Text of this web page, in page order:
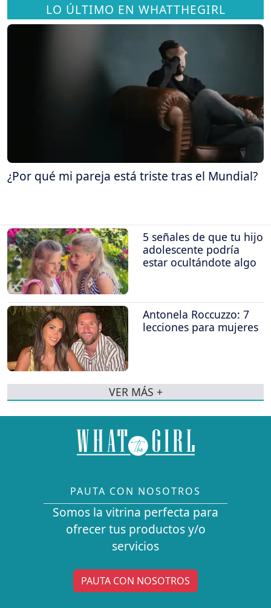
LO ÚLTIMO EN WHATTHEGIRL
¿Por qué mi pareja está triste tras el Mundial?
5 señales de que tu hijo
adolescente podría
estar ocultándote algo
Antonela Roccuzzo: 7
lecciones para mujeres
VER MÁS +
PAUTA CON NOSOTROS
Somos la vitrina perfecta para
ofrecer tus productos y/o
servicios
PAUTA CON NOSOTROS